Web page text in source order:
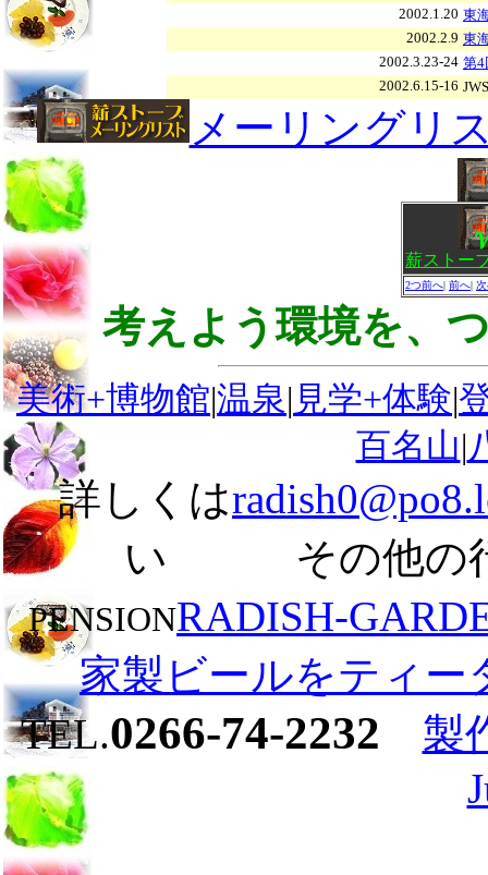
2002.1.20 東
2002.2.9 東
2002.3.23-24 第4
2002.6.15-16
メーリングリ
薪ストー
2つ前へ| 前へ|
考えよう環境を、
美術+博物館|温泉| 見学+体験|
百名山|
詳しくは
い その他の
PENSIONRADISH-
家製ビールをティー
TEL.0266-74-2232
製